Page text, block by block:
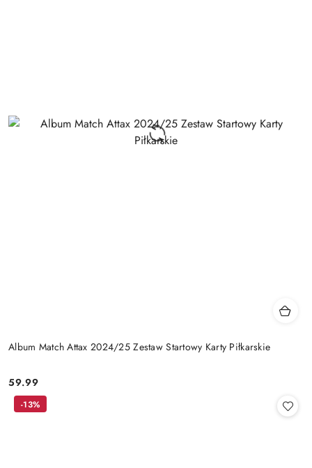
Album Match Attax 2024/25 Zestaw Startowy Karty Piłkarskie
Cena:
59.99
-13%